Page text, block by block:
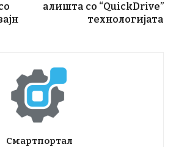
алишта со “QuickDrive”
технологијата
Смартпортал